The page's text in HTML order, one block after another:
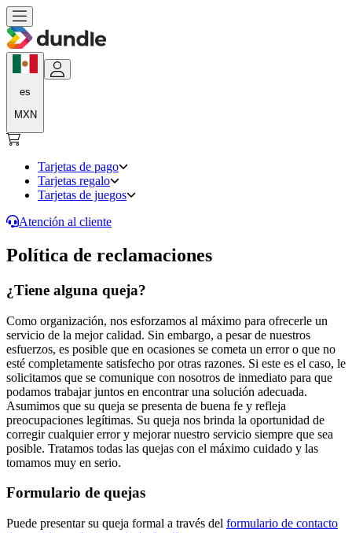
es
MXN
Tarjetas de pago
Tarjetas regalo
Tarjetas de juegos
Atención al cliente
Política de reclamaciones
¿Tiene alguna queja?
Como organización, nos esforzamos al máximo para ofrecerle un
servicio de la mejor calidad. Sin embargo, a pesar de nuestros
esfuerzos, es posible que en ocasiones se cometa un error o que no
esté completamente satisfecho por otras razones. Si este es el caso, le
solicitamos que se comunique con nosotros de inmediato para que
podamos trabajar juntos en encontrar una solución adecuada.
Asumimos que su queja se presenta de buena fe y refleja
preocupaciones legítimas. Su queja nos brinda la oportunidad de
corregir cualquier error y mejorar nuestro servicio siempre que sea
posible. Tratamos todas las quejas con el máximo cuidado y las
tomamos muy en serio.
Formulario de quejas
Puede presentar su queja formal a través del formulario de contacto